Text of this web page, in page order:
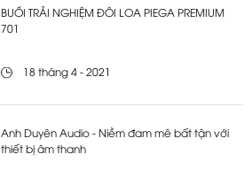
BUỔI TRẢI NGHIỆM ĐÔI LOA PIEGA PREMIUM
701
18 tháng 4 - 2021
Anh Duyên Audio - Niềm đam mê bất tận với
thiết bị âm thanh